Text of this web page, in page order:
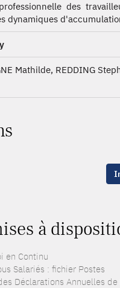
des
dynamiques
Mathilde, REDDING
à
en Continu
Salariés : fichier Postes
Déclarations Annuelles